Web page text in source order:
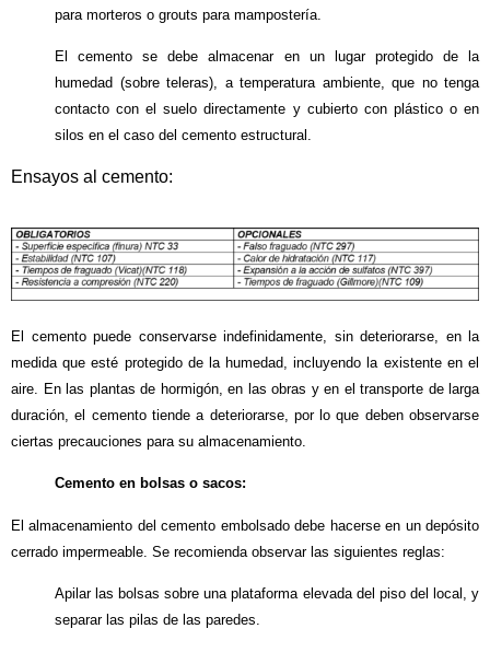
para morteros o grouts para mampostería.
El cemento se debe almacenar en un lugar protegido de la
humedad (sobre teleras), a temperatura ambiente, que no tenga
contacto con el suelo directamente y cubierto con plástico o en
silos en el caso del cemento estructural.
Ensayos al cemento:
El cemento puede conservarse indefinidamente, sin deteriorarse, en la
medida que esté protegido de la humedad, incluyendo la existente en el
aire. En las plantas de hormigón, en las obras y en el transporte de larga
duración, el cemento tiende a deteriorarse, por lo que deben observarse
ciertas precauciones para su almacenamiento.
Cemento en bolsas o sacos:
El almacenamiento del cemento embolsado debe hacerse en un depósito
cerrado impermeable. Se recomienda observar las siguientes reglas:
Apilar las bolsas sobre una plataforma elevada del piso del local, y
separar las pilas de las paredes.